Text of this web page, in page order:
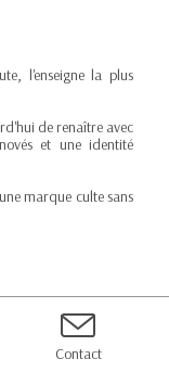
l'enseigne la plus
de renaître avec
et une identité
marque culte sans
Contact